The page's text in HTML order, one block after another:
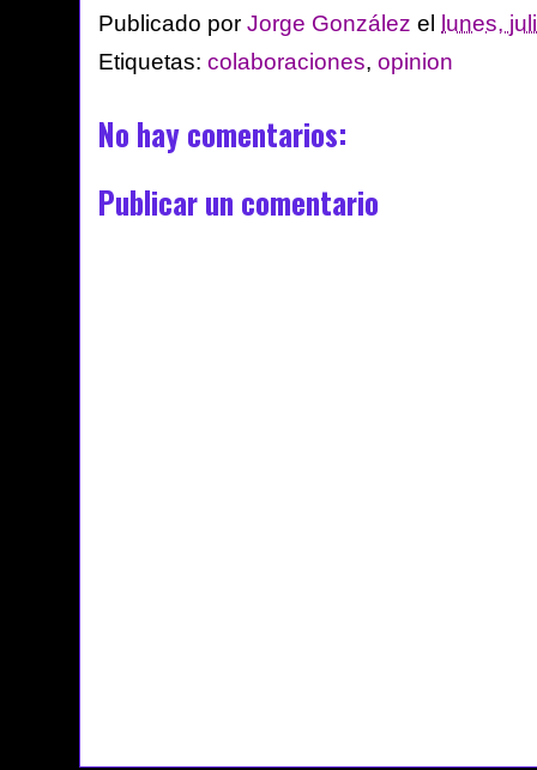
Publicado por Jorge González el
lunes,
Etiquetas: colaboraciones, opinion
No hay comentarios:
Publicar un comentario